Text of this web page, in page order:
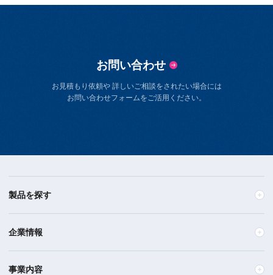
お問い合わせ
お見積もり依頼や 詳しいご相談をされたい場合には
お問い合わせフォームをご活用ください。
製品を探す
企業情報
事業内容